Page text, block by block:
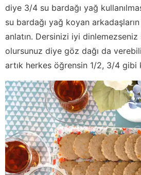
diye 3/4 su bardağı yağ
su bardağı yağ koyan arkadaşların
anlatın. Dersinizi iyi
olursunuz diye göz dağı da
artık herkes öğrensin 1/2, 3/4 gibi